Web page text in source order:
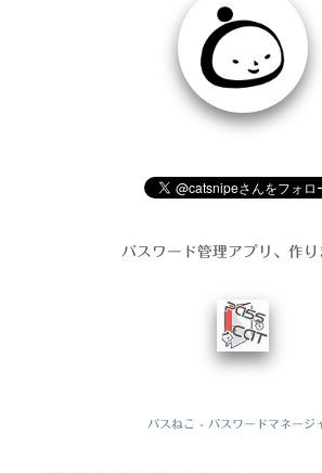
パスワード管理アプリ、作り
パスねこ - パスワードマネージ